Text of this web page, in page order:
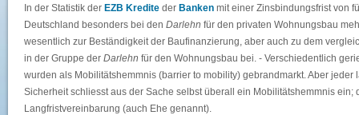
In der Statistik der EZB Kredite der Banken mit einer Zinsbindungsfrist von
Deutschland besonders bei den Darlehn für den privaten Wohnungsbau
wesentlich zur Beständigkeit der Baufinanzierung, aber auch zu dem
in der Gruppe der Darlehn für den Wohnungsbau bei. - Verschiedentlich
wurden als Mobilitätshemmnis (barrier to mobility) gebrandmarkt. Aber
Sicherheit schliesst aus der Sache selbst überall ein Mobilitätshemmnis
Langfristvereinbarung (auch Ehe genannt).